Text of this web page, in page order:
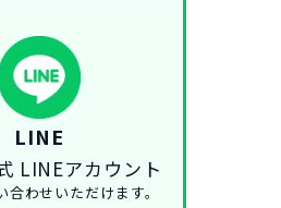
LINE
LINEアカウント
わせいただけます。